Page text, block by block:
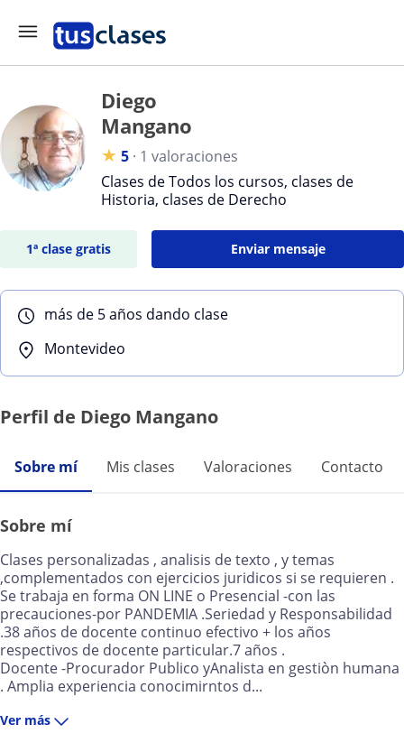
Diego
Mangano
★ 5 · 1 valoraciones
Clases de Todos los cursos, clases de
Historia, clases de Derecho
1ª clase gratis Enviar mensaje
más de 5 años dando clase
Montevideo
Perfil de Diego Mangano
Sobre mí Mis clases Valoraciones Contacto
Sobre mí
Clases personalizadas , analisis de texto , y temas
,complementados con ejercicios juridicos si se requieren .
Se trabaja en forma ON LINE o Presencial -con las
precauciones-por PANDEMIA .Seriedad y Responsabilidad
.38 años de docente continuo efectivo + los años
respectivos de docente particular.7 años .
Docente -Procurador Publico yAnalista en gestiòn humana
. Amplia experiencia conocimirntos d...
Ver más